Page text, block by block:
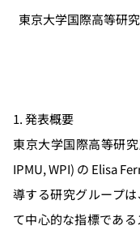
東京大学国際高等研
1. 発表概要
東京大学国際高等研
IPMU, WPI) の Elisa
導する研究グループ
て中心的な指標であ